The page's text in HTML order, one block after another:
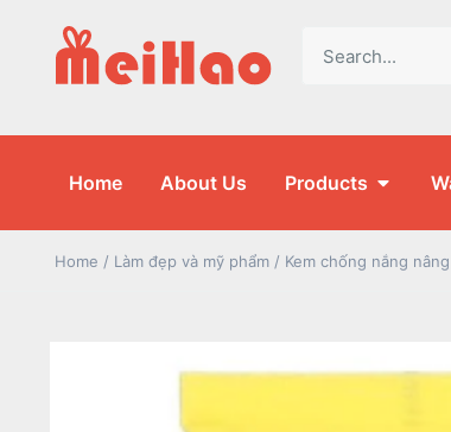
Home About Us Products
Home / Làm đẹp và mỹ phẩm / Kem chống nắng